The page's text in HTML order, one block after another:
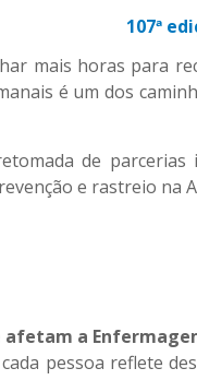
mais horas para
é um dos
de parcerias
e rastreio na
afetam a
pessoa reflete